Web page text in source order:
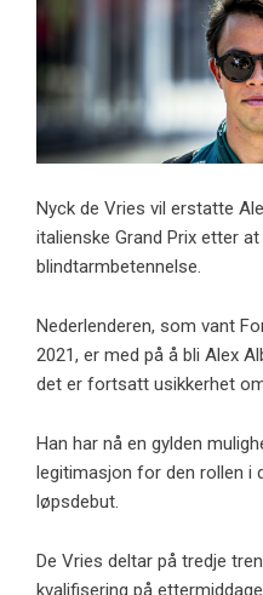
Nyck de Vries vil erstatte
italienske Grand Prix etter
blindtarmbetennelse.
Nederlenderen, som vant
2021, er med på å bli Alex
det er fortsatt usikkerhet
Han har nå en gylden
legitimasjon for den rollen i
løpsdebut.
De Vries deltar på tredje
kvalifisering på